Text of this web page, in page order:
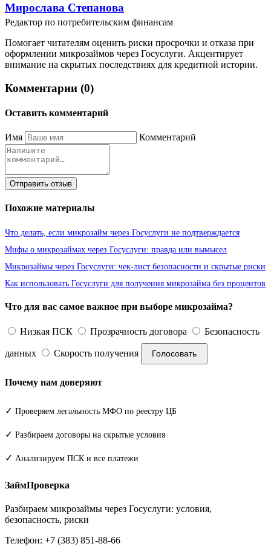
Мирослава Степанова
Редактор по потребительским финансам
Помогает читателям оценить риски просрочки и отказа при
оформлении микрозаймов через Госуслуги. Акцентирует
внимание на скрытых последствиях для кредитной истории.
Комментарии (0)
Оставить комментарий
Имя Комментарий
Отправить отзыв
Похожие материалы
Что делать, если микрозайм через Госуслуги не подтверждается
Мифы о микрозаймах через Госуслуги: правда или вымысел
Микрозаймы через Госуслуги: чек-лист безопасности и скрытые риски
Как использовать Госуслуги для получения микрозайма без процентов
Что для вас самое важное при выборе микрозайма?
Низкая ПСК Прозрачность договора Безопасность
данных Скорость получения Голосовать
Почему нам доверяют
✓ Проверяем легальность МФО по реестру ЦБ
✓ Разбираем договоры на скрытые условия
✓ Анализируем ПСК и все платежи
ЗаймПроверка
Разбираем микрозаймы через Госуслуги: условия,
безопасность, риски
Телефон: +7 (383) 851-88-66